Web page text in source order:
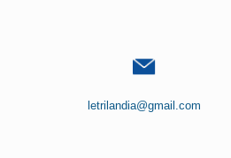
letrilandia@gmail.com